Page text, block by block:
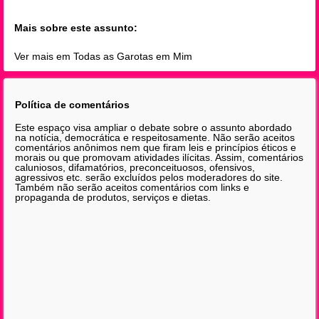
Mais sobre este assunto:
Ver mais em Todas as Garotas em Mim
Política de comentários
Este espaço visa ampliar o debate sobre o assunto abordado
na notícia, democrática e respeitosamente. Não serão aceitos
comentários anônimos nem que firam leis e princípios éticos e
morais ou que promovam atividades ilícitas. Assim, comentários
caluniosos, difamatórios, preconceituosos, ofensivos,
agressivos etc. serão excluídos pelos moderadores do site.
Também não serão aceitos comentários com links e
propaganda de produtos, serviços e dietas.